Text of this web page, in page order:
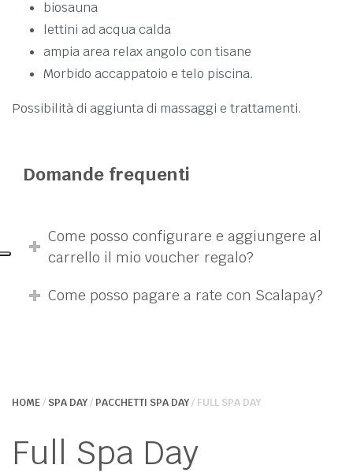
biosauna
lettini ad acqua calda
ampia area relax angolo con tisane
Morbido accappatoio e telo piscina.
Possibilità di aggiunta di massaggi e trattamenti.
Domande frequenti
Come posso configurare e aggiungere al
carrello il mio voucher regalo?
Come posso pagare a rate con Scalapay?
HOME/ SPA DAY/ PACCHETTI SPA DAY/ FULL SPA DAY
Full Spa Day